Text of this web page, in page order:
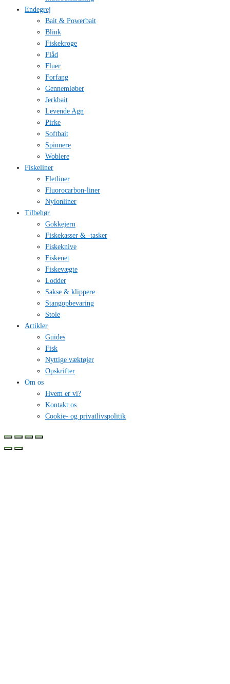
Endegrej
Bait & Powerbait
Blink
Fiskekroge
Flåd
Fluer
Forfang
Gennemløber
Jerkbait
Levende Agn
Pirke
Softbait
Spinnere
Woblere
Fiskeliner
Fletliner
Fluorocarbon-liner
Nylonliner
Tilbehør
Gokkejern
Fiskekasser & -tasker
Fiskeknive
Fiskenet
Fiskevægte
Lodder
Sakse & klippere
Stangopbevaring
Stole
Artikler
Guides
Fisk
Nyttige væktøjer
Opskrifter
Om os
Hvem er vi?
Kontakt os
Cookie- og privatlivspolitik